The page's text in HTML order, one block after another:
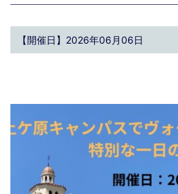
【開催日】2026年06月06日